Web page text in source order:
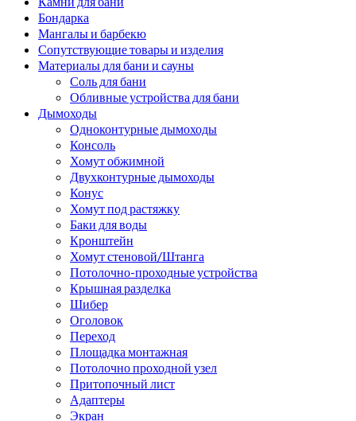
Бондарка
Мангалы и барбекю
Сопутствующие товары и изделия
Материалы для бани и сауны
Соль для бани
Обливные устройства для бани
Дымоходы
Одноконтурные дымоходы
Консоль
Хомут обжимной
Двухконтурные дымоходы
Конус
Хомут под растяжку
Баки для воды
Кронштейн
Хомут стеновой/Штанга
Потолочно-проходные устройства
Крышная разделка
Шибер
Оголовок
Переход
Площадка монтажная
Потолочно проходной узел
Притопочный лист
Адаптеры
Экран